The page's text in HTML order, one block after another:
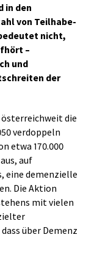
in den
von Teilhabe-
nicht,
–
und
der
österreichweit die
verdoppeln
etwa 170.000
auf
eine demenzielle
Die Aktion
mit vielen
über Demenz